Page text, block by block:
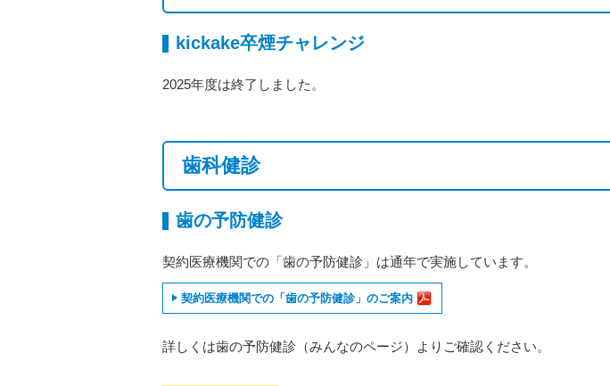
kickake卒煙チャレンジ
2025年度は終了しました。
歯科健診
歯の予防健診
契約医療機関での「歯の予防健診」は通年で実施しています。
契約医療機関での「歯の予防健診」のご案内
詳しくは歯の予防健診（みんなのページ）よりご確認ください。